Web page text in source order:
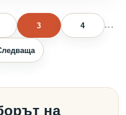
3 4 ...
на